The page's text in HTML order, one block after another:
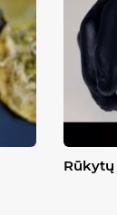
Rūkytų